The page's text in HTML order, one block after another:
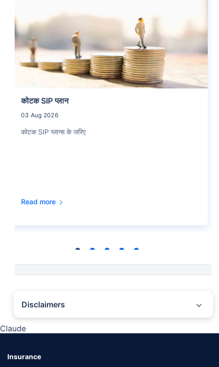
कोटक SIP प्लान
03 Aug 2026
कोटक SIP प्लान्स के जरिए
Read more
Disclaimers
year premium (sum of individual single premium and individual non-single
at 31.03.2025 report’ published by IRDAI. Policybazaar does not endorse, rate
Claude
Insurance